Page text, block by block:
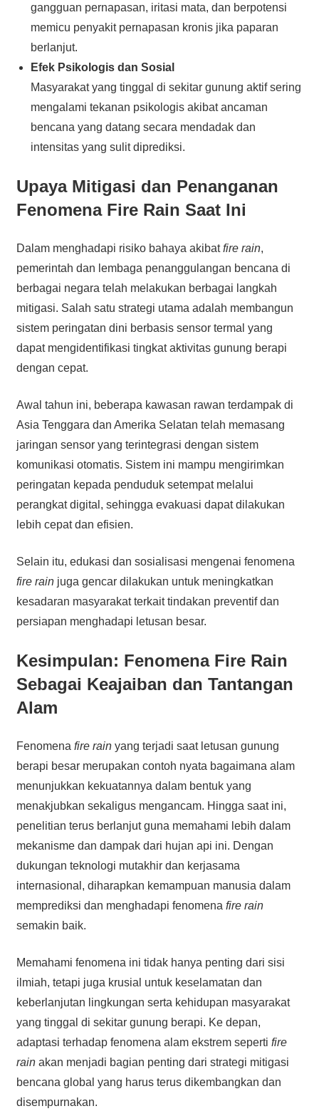
gangguan pernapasan, iritasi mata, dan berpotensi
memicu penyakit pernapasan kronis jika paparan
berlanjut.
Efek Psikologis dan Sosial
Masyarakat yang tinggal di sekitar gunung aktif sering
mengalami tekanan psikologis akibat ancaman
bencana yang datang secara mendadak dan
intensitas yang sulit diprediksi.
Upaya Mitigasi dan Penanganan
Fenomena Fire Rain Saat Ini
Dalam menghadapi risiko bahaya akibatfire rain,
pemerintah dan lembaga penanggulangan bencana di
berbagai negara telah melakukan berbagai langkah
mitigasi. Salah satu strategi utama adalah membangun
sistem peringatan dini berbasis sensor termal yang
dapat mengidentifikasi tingkat aktivitas gunung berapi
dengan cepat.
Awal tahun ini, beberapa kawasan rawan terdampak di
Asia Tenggara dan Amerika Selatan telah memasang
jaringan sensor yang terintegrasi dengan sistem
komunikasi otomatis. Sistem ini mampu mengirimkan
peringatan kepada penduduk setempat melalui
perangkat digital, sehingga evakuasi dapat dilakukan
lebih cepat dan efisien.
Selain itu, edukasi dan sosialisasi mengenai fenomena
fire rainjuga gencar dilakukan untuk meningkatkan
kesadaran masyarakat terkait tindakan preventif dan
persiapan menghadapi letusan besar.
Kesimpulan: Fenomena Fire Rain
Sebagai Keajaiban dan Tantangan
Alam
Fenomena fire rainyang terjadi saat letusan gunung
berapi besar merupakan contoh nyata bagaimana alam
menunjukkan kekuatannya dalam bentuk yang
menakjubkan sekaligus mengancam. Hingga saat ini,
penelitian terus berlanjut guna memahami lebih dalam
mekanisme dan dampak dari hujan api ini. Dengan
dukungan teknologi mutakhir dan kerjasama
internasional, diharapkan kemampuan manusia dalam
memprediksi dan menghadapi fenomena fire rain
semakin baik.
Memahami fenomena ini tidak hanya penting dari sisi
ilmiah, tetapi juga krusial untuk keselamatan dan
keberlanjutan lingkungan serta kehidupan masyarakat
yang tinggal di sekitar gunung berapi. Ke depan,
adaptasi terhadap fenomena alam ekstrem seperti fire
rainakan menjadi bagian penting dari strategi mitigasi
bencana global yang harus terus dikembangkan dan
disempurnakan.